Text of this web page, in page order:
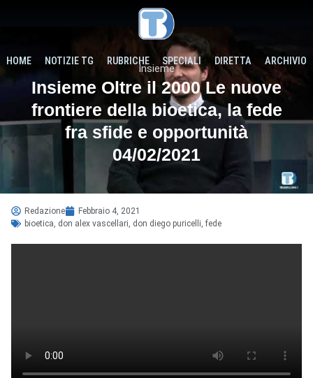
HOME NOTIZIE TG RUBRICHE SPECIALI DIRETTA ARCHIVIO
Insieme
Insieme Oltre il 2000 Le nuove
frontiere della bioetica, la fede
fra sfide e opportunità
04/02/2021
Redazione
Febbraio 4, 2021
bioetica don alex vascellari don diego puricelli fede